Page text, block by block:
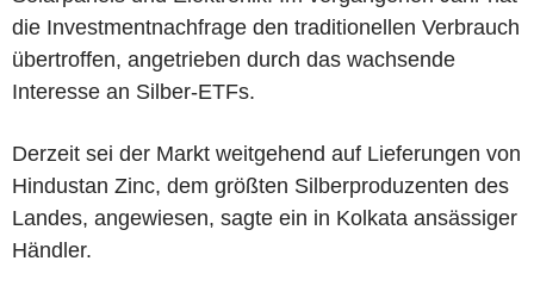
die Investmentnachfrage den traditionellen Verbrauch
übertroffen, angetrieben durch das wachsende
Interesse an Silber-ETFs.
Derzeit sei der Markt weitgehend auf Lieferungen von
Hindustan Zinc, dem größten Silberproduzenten des
Landes, angewiesen, sagte ein in Kolkata ansässiger
Händler.